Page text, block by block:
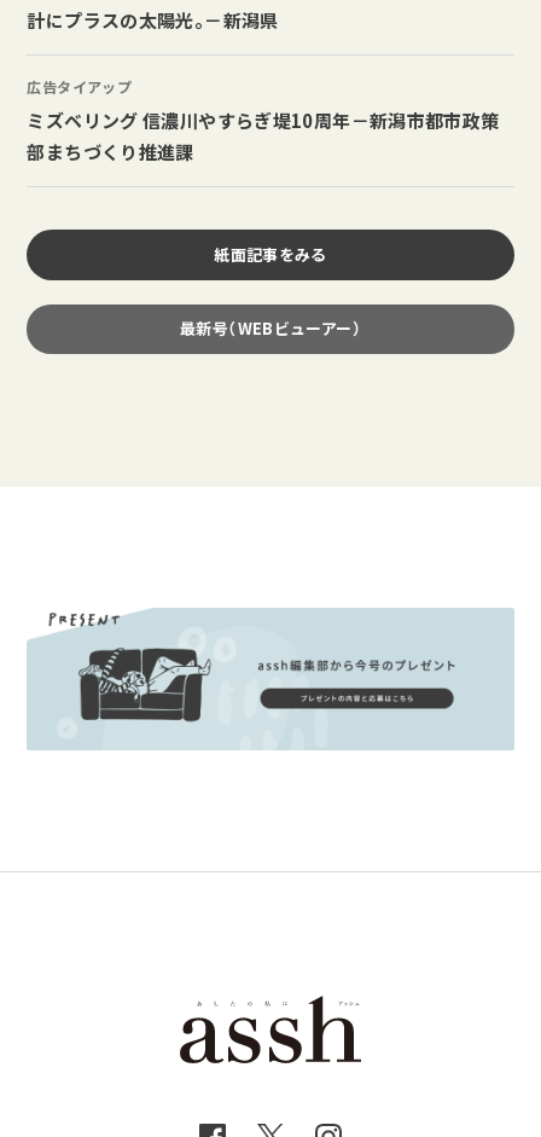
計にプラスの太陽光。－新潟県
広告タイアップ
ミズベリング 信濃川やすらぎ堤10周年－新潟市都市政策
部まちづくり推進課
紙面記事をみる
最新号（WEBビューアー）